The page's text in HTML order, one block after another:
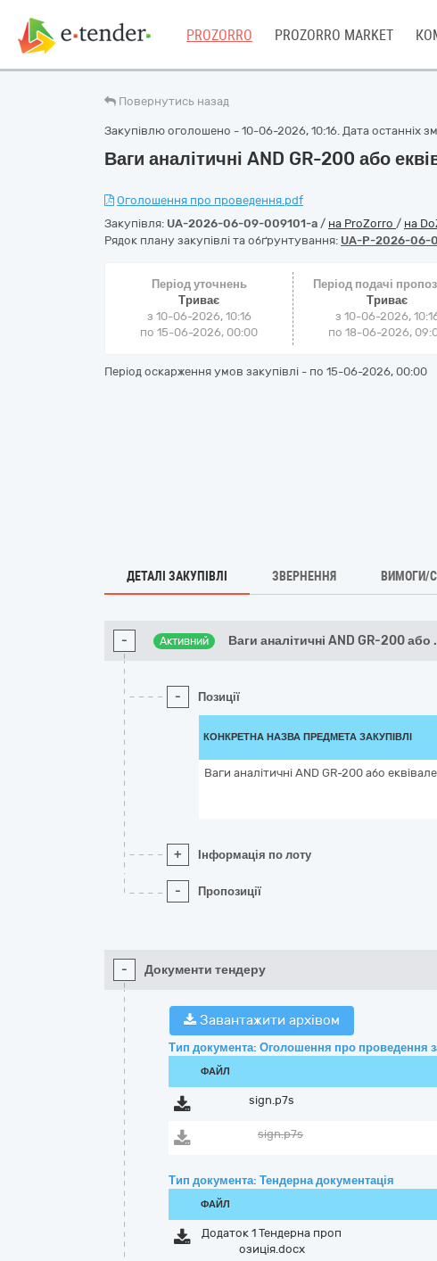
PROZORRO PROZORRO MARKET
Повернутись назад
Закупівлю оголошено - 10-06-2026, 10:16. Дата останніх
Ваги аналітичні AND GR-200 або
Оголошення про проведення.pdf
Закупівля: UA-2026-06-09-009101-a / на ProZorro / на
Рядок плану закупівлі та обґрунтування: UA-P-2026-06-
Період уточнень
Триває
з 10-06-2026, 10:16
по 15-06-2026, 00:00
Період подачі
Триває
з 10-06-2026,
по 18-06-2026,
Період оскарження умов закупівлі - по 15-06-2026, 00:00
ДЕТАЛІ ЗАКУПІВЛІ ЗВЕРНЕННЯ ВИМОГИ/
- Активний Ваги аналітичні AND GR-200 або
- Позиції
КОНКРЕТНА НАЗВА ПРЕДМЕТА ЗАКУПІВЛІ
Ваги аналітичні AND GR-200 або
+ Інформація по лоту
- Пропозиції
- Документи тендеру
Завантажити архівом
Тип документа: Оголошення про проведення
ФАЙЛ
sign.p7s
sign.p7s
Тип документа: Тендерна документація
ФАЙЛ
Додаток 1 Тендерна проп
озиція.docx